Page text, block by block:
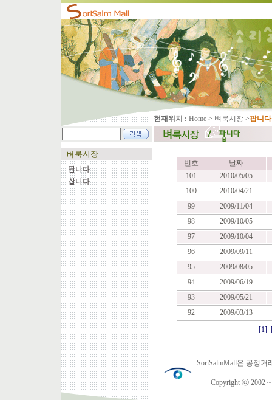
현재위치 : Home > 벼룩시장 >팝니다
번호
날짜
101
2010/05/05
100
2010/04/21
99
2009/11/04
98
2009/10/05
97
2009/10/04
96
2009/09/11
95
2009/08/05
94
2009/06/19
93
2009/05/21
92
2009/03/13
[1]
SoriSalmMall은 공정
Copyright ⓒ 2002 ~